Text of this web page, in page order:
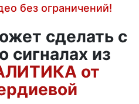
без ограничений!
сделать с
сигналах из
от